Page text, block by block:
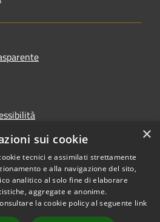
del sito
Copyright © 2026 • Comune di
Dalmine • Powered by
×
sui cookie
tecnici e assimilati strettamente
e alla navigazione del sito,
analitico al solo fine di elaborare
aggregate e anonime.
la cookie policy al seguente link